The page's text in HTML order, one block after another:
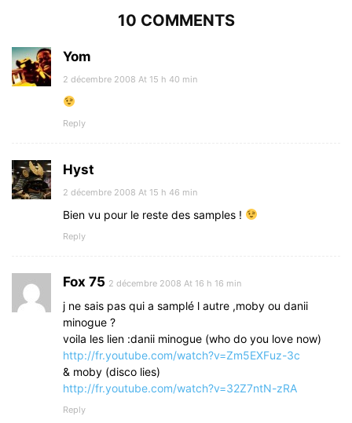
10 COMMENTS
Yom
2 décembre 2008 At 15 h 40 min
Reply
Hyst
2 décembre 2008 At 15 h 46 min
Bien vu pour le reste des samples !
Reply
Fox 75 2 décembre 2008 At 16 h 16 min
j ne sais pas qui a samplé l autre ,moby ou danii
minogue ?
voila les lien :danii minogue (who do you love now)
http://fr.youtube.com/watch?v=Zm5EXFuz-3c
& moby (disco lies)
http://fr.youtube.com/watch?v=32Z7ntN-zRA
Reply